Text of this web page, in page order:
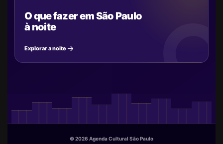
O que fazer em São Paulo
à noite
Explorar a noite
© 2026 Agenda Cultural São Paulo